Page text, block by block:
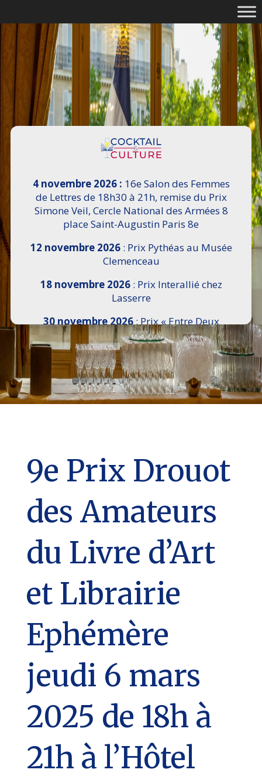
4 novembre 2026 : 16e Salon des Femmes
de Lettres de 18h30 à 21h, remise du Prix
Simone Veil, Cercle National des Armées 8
place Saint-Augustin Paris 8e
12 novembre 2026: Prix Pythéas au Musée
Clemenceau
18 novembre 2026: Prix Interallié chez
Lasserre
30 novembre 2026: Prix « Entre Deux
Rives » I Scemi Astutti au Sénat
7 décembre 2026 :16e Salon de l’Histoire de
18h30 à 21h, remise du Prix du Guesclin,
Cercle National des Armées 8 place Saint-
Augustin Paris 8e
9e Prix Drouot
des Amateurs
du Livre d’Art
et Librairie
Ephémère
jeudi 6 mars
2025 de 18h à
21h à l’Hôtel